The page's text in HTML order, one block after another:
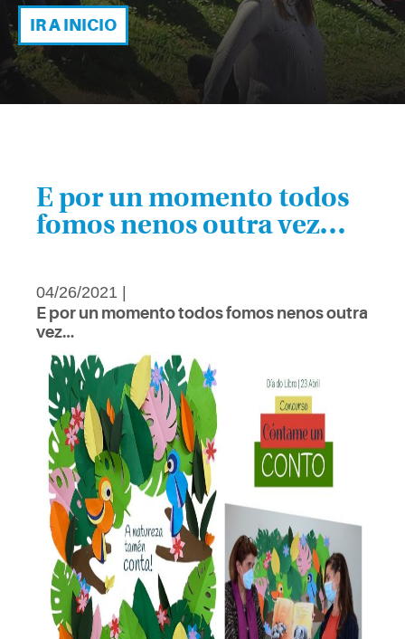
IR A INICIO
E por un momento todos
fomos nenos outra vez…
04/26/2021 |
E por un momento todos fomos nenos outra
vez…